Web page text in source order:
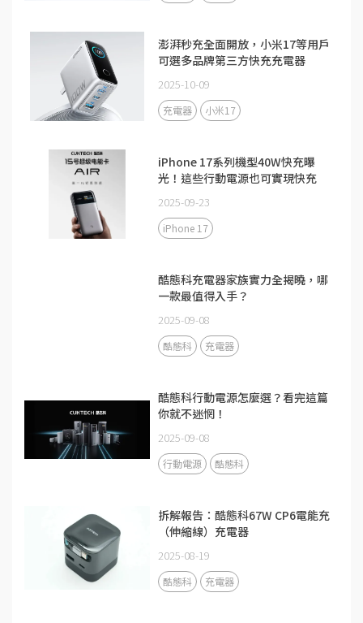
澎湃秒充全面開放，小米17等用戶
可選多品牌第三方快充充電器
2025-10-09
充電器 小米17
iPhone 17系列機型40W快充曝
光！這些行動電源也可實現快充
2025-09-23
iPhone 17
酷態科充電器家族實力全揭曉，哪
一款最值得入手？
2025-09-08
酷態科 充電器
酷態科行動電源怎麼選？看完這篇
你就不迷惘！
2025-09-08
行動電源 酷態科
拆解報告：酷態科67W CP6電能充
（伸縮線）充電器
2025-08-19
酷態科 充電器